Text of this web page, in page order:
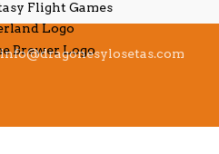
info@dragonesylosetas.com